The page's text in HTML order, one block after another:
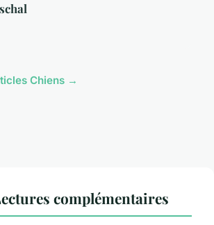
Chiens →
complémentaires